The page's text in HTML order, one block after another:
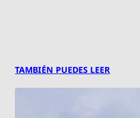
TAMBIÉN PUEDES LEER